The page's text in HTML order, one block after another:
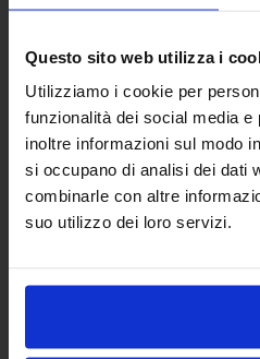
Questo sito web utilizza i
Utilizziamo i cookie per
funzionalità dei social media
inoltre informazioni sul modo
si occupano di analisi dei dati
combinarle con altre
suo utilizzo dei loro servizi.
Progetto e
In